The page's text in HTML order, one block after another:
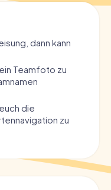
dann kann
Teamfoto zu
die
zu